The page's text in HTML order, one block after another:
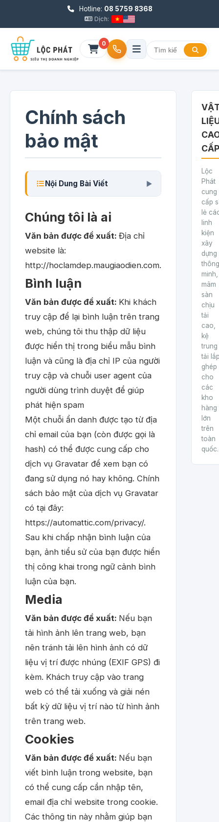
Hotline: 08 5759 8368
Dịch:
0
Chính sách
bảo mật
Nội Dung Bài Viết ▶
Chúng tôi là ai
Văn bản được đề xuất: Địa chỉ
website là:
http://hoclamdep.maugiaodien.com.
Bình luận
Văn bản được đề xuất: Khi khách
truy cập để lại bình luận trên trang
web, chúng tôi thu thập dữ liệu
được hiển thị trong biểu mẫu bình
luận và cũng là địa chỉ IP của người
truy cập và chuỗi user agent của
người dùng trình duyệt để giúp
phát hiện spam
Một chuỗi ẩn danh được tạo từ địa
chỉ email của bạn (còn được gọi là
hash) có thể được cung cấp cho
dịch vụ Gravatar để xem bạn có
đang sử dụng nó hay không. Chính
sách bảo mật của dịch vụ Gravatar
có tại đây:
https://automattic.com/privacy/.
Sau khi chấp nhận bình luận của
bạn, ảnh tiểu sử của bạn được hiển
thị công khai trong ngữ cảnh bình
luận của bạn.
Media
Văn bản được đề xuất: Nếu bạn
tải hình ảnh lên trang web, bạn
nên tránh tải lên hình ảnh có dữ
liệu vị trí được nhúng (EXIF GPS) đi
kèm. Khách truy cập vào trang
web có thể tải xuống và giải nén
bất kỳ dữ liệu vị trí nào từ hình ảnh
trên trang web.
Cookies
Văn bản được đề xuất: Nếu bạn
viết bình luận trong website, bạn
có thể cung cấp cần nhập tên,
email địa chỉ website trong cookie.
Các thông tin này nhằm giúp bạn
CẤP
Lộc
Phát
cung
cấp
lẻ
linh
kiện
xây
dựng
thông
minh,
mâm
sàn
chịu
tải
cao,
kệ
trung
tải
ghép
cho
các
kho
hàng
lớn
trên
toàn
quốc.